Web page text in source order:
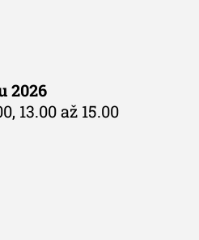
2026
13.00 až 15.00